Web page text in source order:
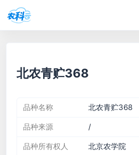
北农青贮368
品种名称 北农青贮368
品种来源 /
品种所有权人 北京农学院